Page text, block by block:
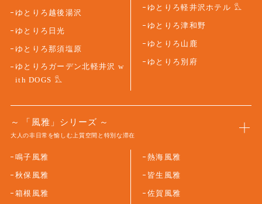
ゆとりろ越後湯沢
ゆとりろ日光
ゆとりろ那須塩原
ゆとりろガーデン北軽井沢 w
ith DOGS
ゆとりろ軽井沢ホテル
ゆとりろ津和野
ゆとりろ山鹿
ゆとりろ別府
「風雅」シリーズ
大人の非日常を愉しむ上質空間と特別な滞在
鳴子風雅
秋保風雅
箱根風雅
熱海風雅
皆生風雅
佐賀風雅